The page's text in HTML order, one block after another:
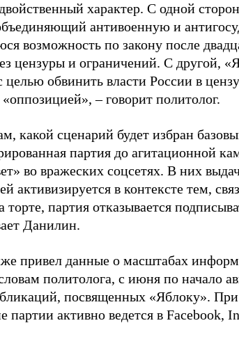
характер. С одной
антивоенную и
возможность по закону после
цензуры и ограничений. С другой,
целью обвинить власти России в
– говорит политолог.
какой сценарий будет избран
партия до агитационной
во вражеских соцсетях. В них
активизируется в контексте тем,
партия отказывается
Данилин.
привел данные о масштабах
политолога, с июня по начало
посвященных «Яблоку».
партии активно ведется в Facebook,